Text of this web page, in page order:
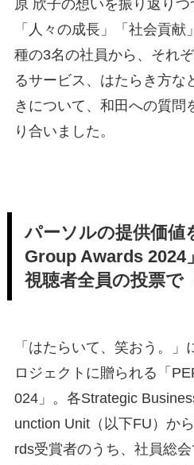
原 欣子の想いを振り返りつ
「人々の成長」「社会貢
種の3名の社員から、それ
るサービス、はたらき方な
きについて、和田への質問
り合いました。
パーソルの提供価値
Group Awards
視聴者全員の投票で
「はたらいて、笑おう。
ロジェクトに贈られる「
024」。各Strategic
unction Unit（以下FU）か
rds受賞者のうち、社員総